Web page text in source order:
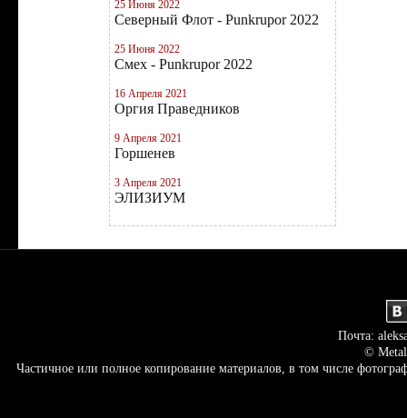
25 Июня 2022
Северный Флот - Punkrupor 2022
25 Июня 2022
Смех - Punkrupor 2022
16 Апреля 2021
Оргия Праведников
9 Апреля 2021
Горшенев
3 Апреля 2021
ЭЛИЗИУМ
Почта:
©
Частичное или полное копирование материалов, в том числе